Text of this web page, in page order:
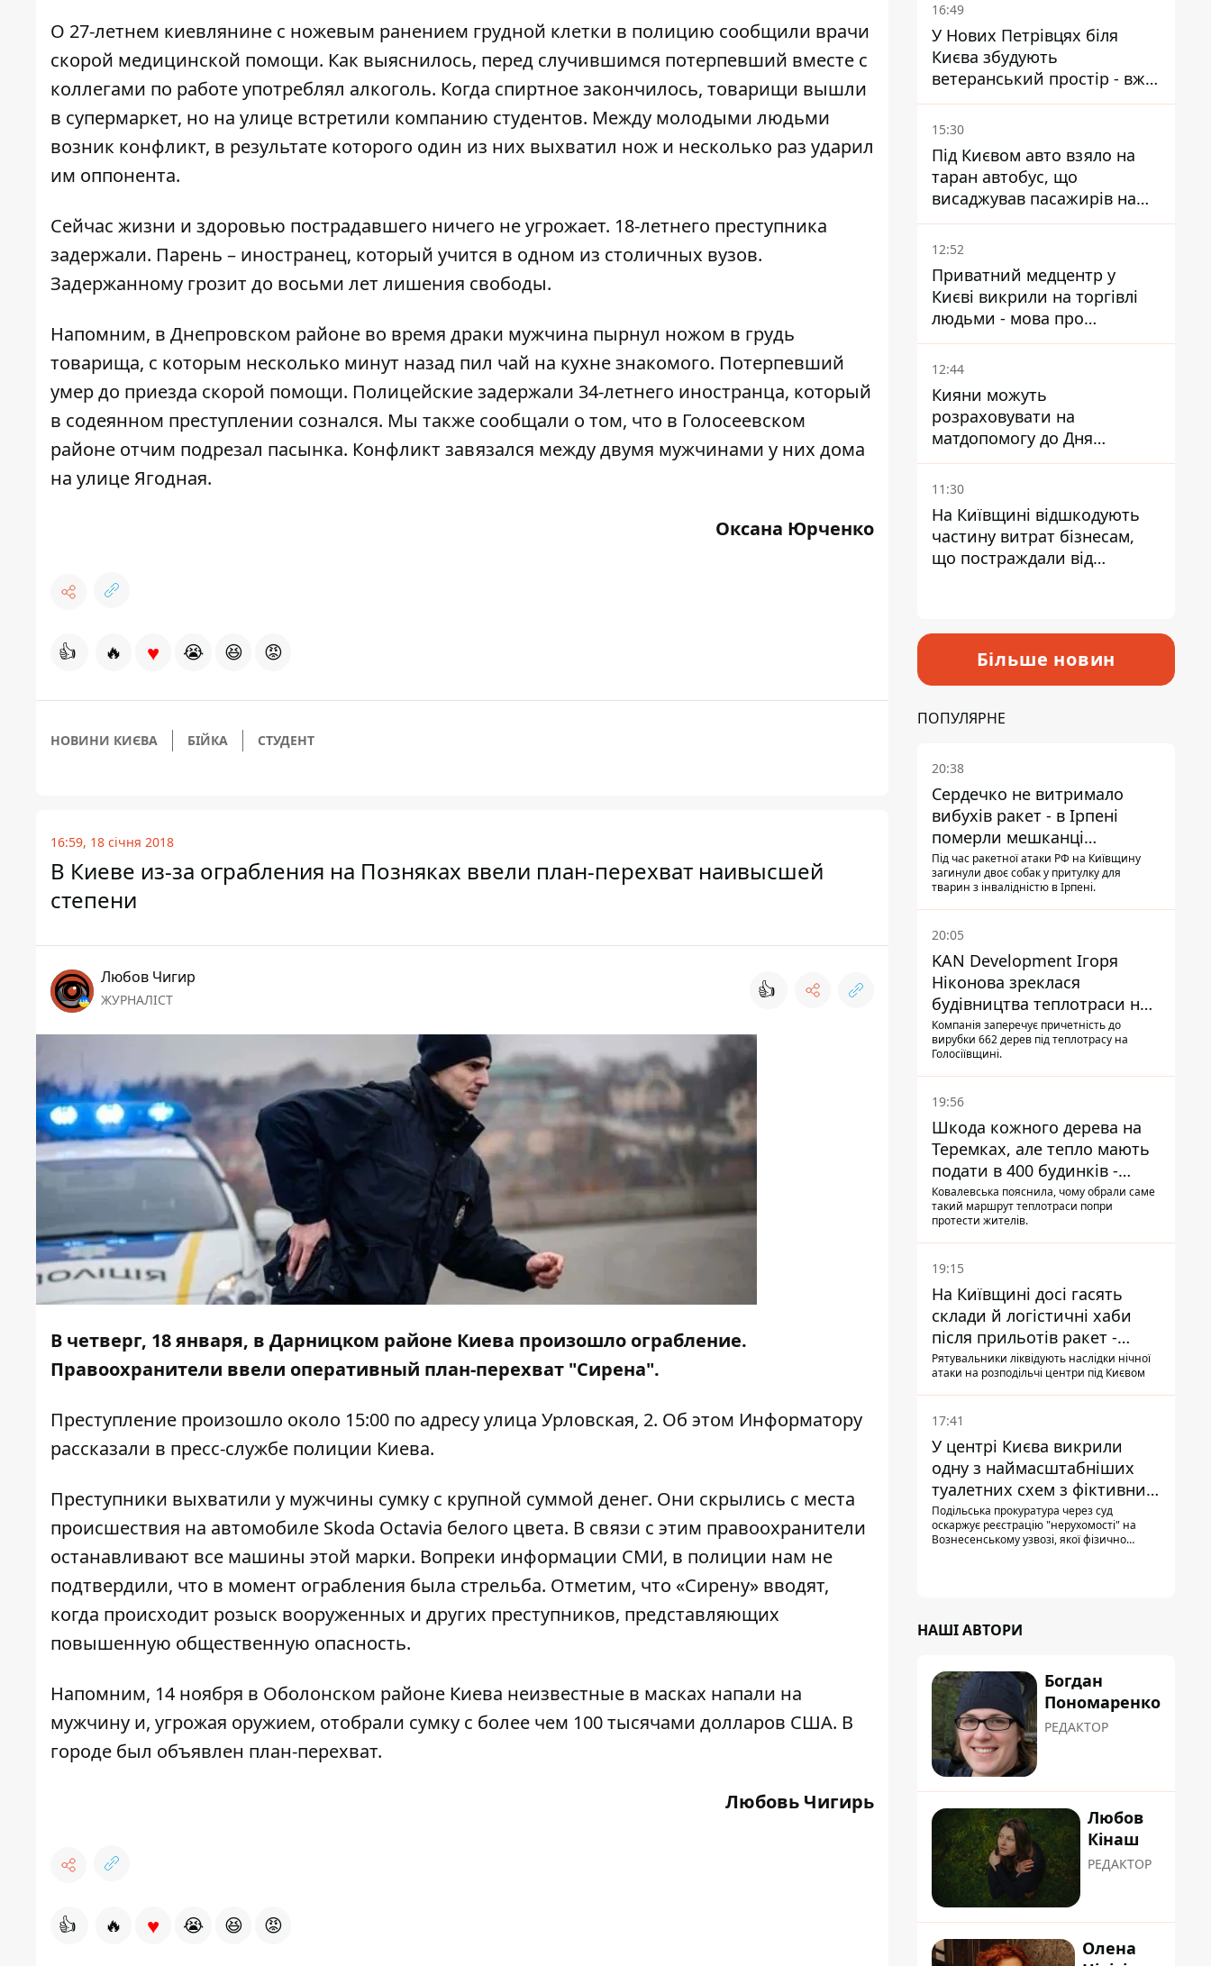
О 27-летнем киевлянине с ножевым ранением грудной клетки в полицию сообщили врачи
скорой медицинской помощи. Как выяснилось, перед случившимся потерпевший вместе с
коллегами по работе употреблял алкоголь. Когда спиртное закончилось, товарищи вышли
в супермаркет, но на улице встретили компанию студентов. Между молодыми людьми
возник конфликт, в результате которого один из них выхватил нож и несколько раз ударил
им оппонента.
Сейчас жизни и здоровью пострадавшего ничего не угрожает. 18-летнего преступника
задержали. Парень – иностранец, который учится в одном из столичных вузов.
Задержанному грозит до восьми лет лишения свободы.
Напомним, в Днепровском районе во время драки мужчина пырнул ножом в грудь
товарища, с которым несколько минут назад пил чай на кухне знакомого. Потерпевший
умер до приезда скорой помощи. Полицейские задержали 34-летнего иностранца, который
в содеянном преступлении сознался. Мы также сообщали о том, что в Голосеевском
районе отчим подрезал пасынка. Конфликт завязался между двумя мужчинами у них дома
на улице Ягодная.
Оксана Юрченко
👍 🔥 ♥ 😭 😆 😡
НОВИНИ КИЄВА БІЙКА СТУДЕНТ
16:59, 18 січня 2018
В Киеве из-за ограбления на Позняках ввели план-перехват наивысшей
степени
Любов Чигир
ЖУРНАЛІСТ 👍
В четверг, 18 января, в Дарницком районе Киева произошло ограбление.
Правоохранители ввели оперативный план-перехват "Сирена".
Преступление произошло около 15:00 по адресу улица Урловская, 2. Об этом Информатору
рассказали в пресс-службе полиции Киева.
Преступники выхватили у мужчины сумку с крупной суммой денег. Они скрылись с места
происшествия на автомобиле Skoda Octavia белого цвета. В связи с этим правоохранители
останавливают все машины этой марки. Вопреки информации СМИ, в полиции нам не
подтвердили, что в момент ограбления была стрельба. Отметим, что «Сирену» вводят,
когда происходит розыск вооруженных и других преступников, представляющих
повышенную общественную опасность.
Напомним, 14 ноября в Оболонском районе Киева неизвестные в масках напали на
мужчину и, угрожая оружием, отобрали сумку с более чем 100 тысячами долларов США. В
городе был объявлен план-перехват.
Любовь Чигирь
👍 🔥 ♥ 😭 😆 😡
16:49
У Нових Петрівцях біля
Києва збудують
ветеранський простір - вже
знайшли проєктанта
15:30
Під Києвом авто взяло на
таран автобус, що
висаджував пасажирів на
зупинці - пасажирка в
лікарні
12:52
Приватний медцентр у
Києві викрили на торгівлі
людьми - мова про
сурогатне материнство
12:44
Кияни можуть
розраховувати на
матдопомогу до Дня
незалежності - кому її
дадуть
11:30
На Київщині відшкодують
частину витрат бізнесам,
що постраждали від
Більше новин
ПОПУЛЯРНЕ
20:38
Сердечко не витримало
вибухів ракет - в Ірпені
померли мешканці
притулку для собак з
інвалідністю
Під час ракетної атаки РФ на Київщину
загинули двоє собак у притулку для
тварин з інвалідністю в Ірпені.
20:05
KAN Development Ігоря
Ніконова зреклася
будівництва теплотраси на
Теремках
Компанія заперечує причетність до
вирубки 662 дерев під теплотрасу на
Голосіївщині.
19:56
Шкода кожного дерева на
Теремках, але тепло мають
подати в 400 будинків -
депутатка Київради
Ковалевська пояснила, чому обрали саме
такий маршрут теплотраси попри
протести жителів.
19:15
На Київщині досі гасять
склади й логістичні хаби
після прильотів ракет -
ДСНС
Рятувальники ліквідують наслідки нічної
атаки на розподільчі центри під Києвом
17:41
У центрі Києва викрили
одну з наймасштабніших
туалетних схем з фіктивним
будинком
Подільська прокуратура через суд
оскаржує реєстрацію "нерухомості" на
Вознесенському узвозі, якої фізично
НАШІ АВТОРИ
Богдан
Пономаренко
РЕДАКТОР
Любов
Кінаш
РЕДАКТОР
Олена